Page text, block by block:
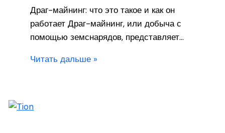
Драг-майнинг: что это такое и как он
работает Драг-майнинг, или добыча с
помощью земснарядов, представляет…
Читать дальше »